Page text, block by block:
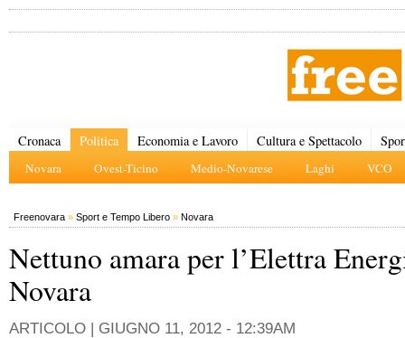
Cronaca Politica
Novara Ovest-Ticino Medio-Novarese Laghi VCO
Economia e Lavoro Cultura e Spettacolo
Freenovara » Sport e Tempo Libero » Novara
Nettuno amara per l’Elettra
Novara
ARTICOLO | GIUGNO 11, 2012 - 12:39AM